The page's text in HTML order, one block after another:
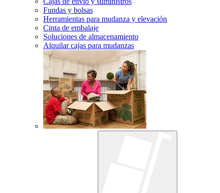
Fundas y bolsas
Herramientas para mudanza y elevación
Cinta de embalaje
Soluciones de almacenamiento
Alquilar cajas para mudanzas